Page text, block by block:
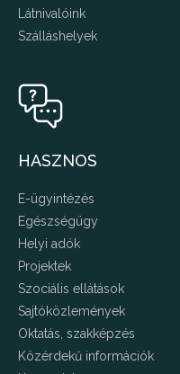
Látnivalóink
Szálláshelyek
HASZNOS
E-ügyintézés
Egészségügy
Helyi adók
Projektek
Szociális ellátások
Sajtóközlemények
Oktatás, szakképzés
Közérdekű információk